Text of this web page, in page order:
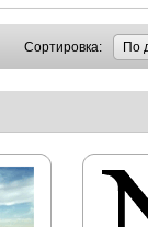
Сортировка: